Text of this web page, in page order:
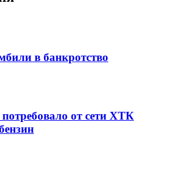
в банкротство
от сети ХТК